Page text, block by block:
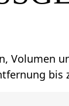
Volumen
bis